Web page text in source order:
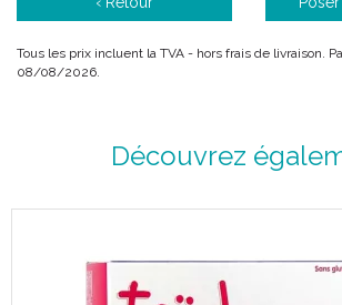
Tous les prix incluent la TVA - hors frais de livraison.
08/08/2026.
Découvrez